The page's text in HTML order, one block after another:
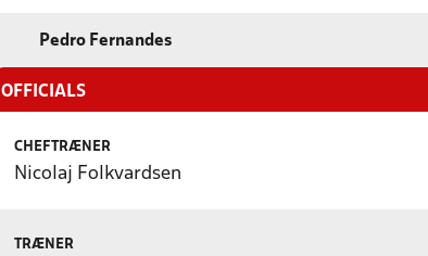
Pedro Fernandes
OFFICIALS
CHEFTRÆNER
Nicolaj Folkvardsen
TRÆNER